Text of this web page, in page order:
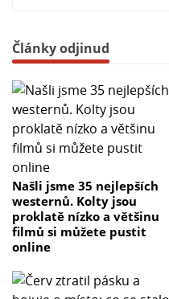
Články odjinud
Našli jsme 35 nejlepších
westernů. Kolty jsou
proklatě nízko a většinu
filmů si můžete pustit
online